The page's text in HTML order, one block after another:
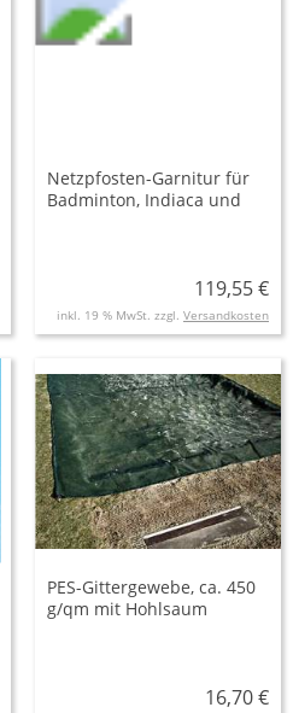
Netzpfosten-Garnitur für
Badminton, Indiaca und
119,55 €
inkl. 19 % MwSt. zzgl. Versandkosten
PES-Gittergewebe, ca. 450
g/qm mit Hohlsaum
16,70 €